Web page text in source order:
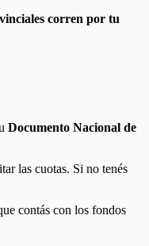
corren por tu
Documento Nacional de
las cuotas. Si no tenés
contás con los fondos